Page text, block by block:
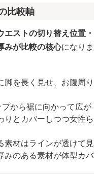
比較軸
ストの切り替え位置・
みが比較の核心になりま
脚を長く見せ、お腹周り
プから裾に向かって広が
りとカバーしつつ女性ら
素材はラインが透けて見
みのある素材が体型カバ